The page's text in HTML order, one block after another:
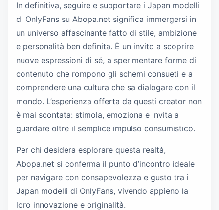
In definitiva, seguire e supportare i Japan modelli
di OnlyFans su Abopa.net significa immergersi in
un universo affascinante fatto di stile, ambizione
e personalità ben definita. È un invito a scoprire
nuove espressioni di sé, a sperimentare forme di
contenuto che rompono gli schemi consueti e a
comprendere una cultura che sa dialogare con il
mondo. L’esperienza offerta da questi creator non
è mai scontata: stimola, emoziona e invita a
guardare oltre il semplice impulso consumistico.
Per chi desidera esplorare questa realtà,
Abopa.net si conferma il punto d’incontro ideale
per navigare con consapevolezza e gusto tra i
Japan modelli di OnlyFans, vivendo appieno la
loro innovazione e originalità.